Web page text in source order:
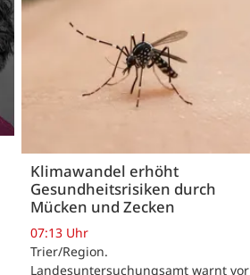
Klimawandel erhöht
Gesundheitsrisiken durch
Mücken und Zecken
07:13 Uhr
Trier/Region.
Landesuntersuchungsamt warnt vor